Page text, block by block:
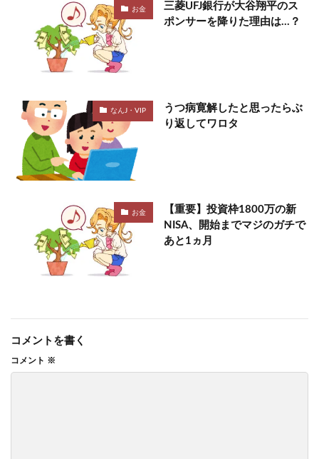
お金
三菱UFJ銀行が大谷翔平のス
ポンサーを降りた理由は…？
なんJ・VIP
うつ病寛解したと思ったらぶ
り返してワロタ
お金
【重要】投資枠1800万の新
NISA、開始までマジのガチで
あと1ヵ月
コメントを書く
コメント ※